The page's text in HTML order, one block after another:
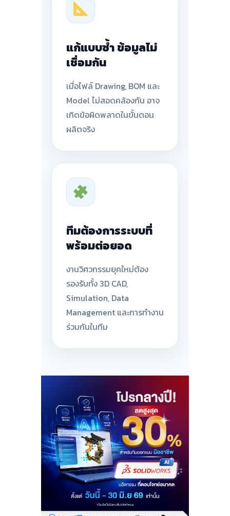
แก้แบบซ้ำ ข้อมูลไม่
เชื่อมกัน
เมื่อไฟล์ Drawing, BOM และ
Model ไม่สอดคล้องกัน อาจ
เกิดข้อผิดพลาดในขั้นตอน
ผลิตจริง
ทีมต้องการระบบที่
พร้อมต่อยอด
งานวิศวกรรมยุคใหม่ต้อง
รองรับทั้ง 3D CAD,
Simulation, Data
Management และการทำงาน
ร่วมกันในทีม